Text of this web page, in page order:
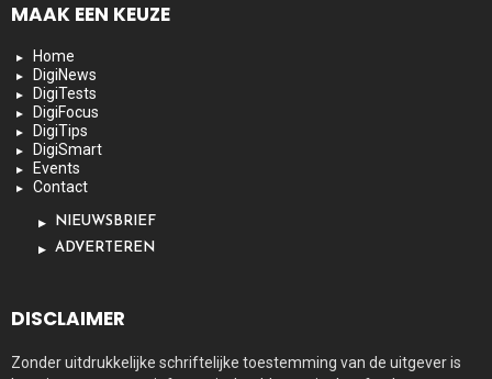
MAAK EEN KEUZE
Home
DigiNews
DigiTests
DigiFocus
DigiTips
DigiSmart
Events
Contact
NIEUWSBRIEF
ADVERTEREN
DISCLAIMER
Zonder uitdrukkelijke schriftelijke toestemming van de uitgever is